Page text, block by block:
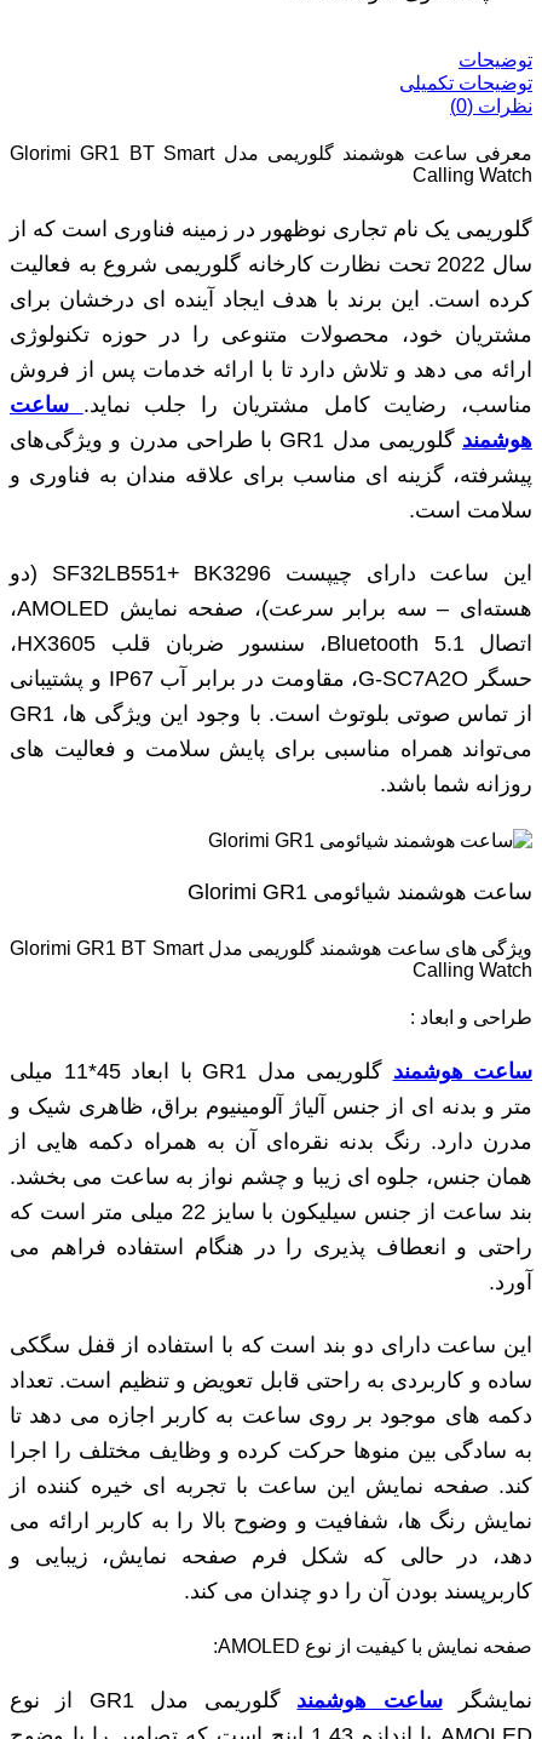
توضیحات
توضیحات تکمیلی
نظرات (0)
معرفی ساعت هوشمند گلوریمی مدل Glorimi GR1 BT Smart
Calling Watch
گلوریمی یک نام تجاری نوظهور در زمینه فناوری است که از
سال 2022 تحت نظارت کارخانه گلوریمی شروع به فعالیت
کرده است. این برند با هدف ایجاد آینده ‌ای درخشان برای
مشتریان خود، محصولات متنوعی را در حوزه تکنولوژی
ارائه می ‌دهد و تلاش دارد تا با ارائه خدمات پس از فروش
مناسب، رضایت کامل مشتریان را جلب نماید. ساعت
هوشمند
گلوریمی مدل GR1 با طراحی مدرن و ویژگی‌های
پیشرفته، گزینه ‌ای مناسب برای علاقه ‌مندان به فناوری و
سلامت است.
این ساعت دارای چیپست SF32LB551+ BK3296 (دو
هسته‌ای – سه برابر سرعت)، صفحه نمایش AMOLED،
اتصال Bluetooth 5.1، سنسور ضربان قلب HX3605،
حسگر G-SC7A2O، مقاومت در برابر آب IP67 و پشتیبانی
از تماس صوتی بلوتوث است. با وجود این ویژگی‌ ها، GR1
می‌تواند همراه مناسبی برای پایش سلامت و فعالیت ‌های
روزانه شما باشد.
ساعت هوشمند شیائومی Glorimi GR1
ویژگی های ساعت هوشمند گلوریمی مدل Glorimi GR1 BT Smart
Calling Watch
طراحی و ابعاد :
ساعت هوشمند
گلوریمی مدل GR1 با ابعاد 45*11 میلی
‌متر و بدنه ‌ای از جنس آلیاژ آلومینیوم براق، ظاهری شیک و
مدرن دارد. رنگ بدنه نقره‌ای آن به همراه دکمه‌ هایی از
همان جنس، جلوه‌ ای زیبا و چشم‌ نواز به ساعت می‌ بخشد.
بند ساعت از جنس سیلیکون با سایز 22 میلی‌ متر است که
راحتی و انعطاف‌ پذیری را در هنگام استفاده فراهم می
‌آورد.
این ساعت دارای دو بند است که با استفاده از قفل سگکی
ساده و کاربردی به راحتی قابل تعویض و تنظیم است. تعداد
دکمه ‌های موجود بر روی ساعت به کاربر اجازه می‌ دهد تا
به سادگی بین منوها حرکت کرده و وظایف مختلف را اجرا
کند. صفحه نمایش این ساعت با تجربه ‌ای خیره ‌کننده از
نمایش رنگ ‌ها، شفافیت و وضوح بالا را به کاربر ارائه می
‌دهد، در حالی که شکل فرم صفحه نمایش، زیبایی و
کاربرپسند بودن آن را دو چندان می‌ کند.
صفحه نمایش با کیفیت از نوع AMOLED:
نمایشگرساعت هوشمند
گلوریمی مدل GR1 از نوع